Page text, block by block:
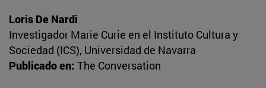
Loris De Nardi
Investigador Marie Curie en el Instituto Cultura y
Sociedad (ICS), Universidad de Navarra
Publicado en: The Conversation